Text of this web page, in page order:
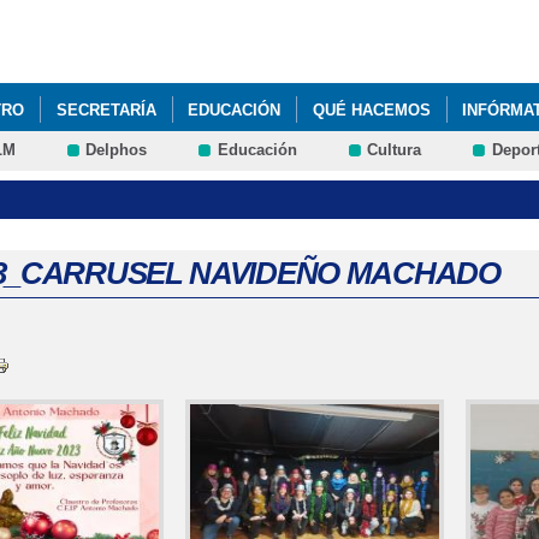
SECRETARÍA EDUCACIÓN QUÉ HACEMOS
MACHADO"_MONTESSORI&EDUC@RTE 2022 JUEGO
MACHADO DE TALAVERA DE LA REINA PASA A FORMAR
'ELECTRICITY ' ÁREA DE SCIENCE ALUMNOS DE 5º DE
'ELECTRICITY ' ÁREA DE SCIENCE 5º DE PRIMARIA 2022
DEPORTIVA DUATLÓN' ESCUELAS SALUDABLES 2022 'CEIP
DÍA DEL AUTISMO' FOTOS 2022 'DÍA DE LA MUJER',
Delphos Educación Cultura
NAVIDEÑO MACHADO